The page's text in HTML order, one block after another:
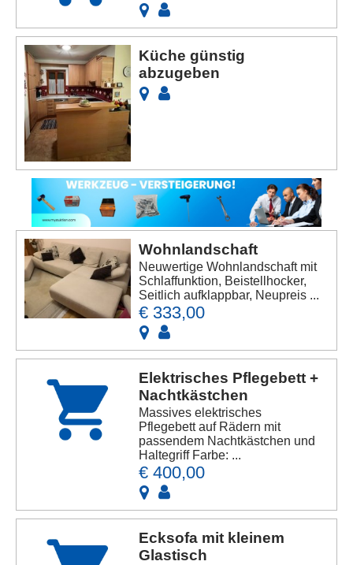
Küche günstig
abzugeben
Wohnlandschaft
Neuwertige Wohnlandschaft mit
Schlaffunktion, Beistellhocker,
Seitlich aufklappbar, Neupreis ...
€ 333,00
Elektrisches Pflegebett +
Nachtkästchen
Massives elektrisches
Pflegebett auf Rädern mit
passendem Nachtkästchen und
Haltegriff Farbe: ...
€ 400,00
Ecksofa mit kleinem
Glastisch